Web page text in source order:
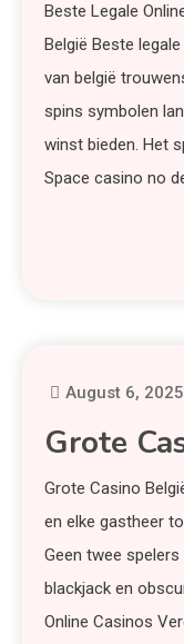
Beste Legale
België Beste
van belgië
spins symbolen
winst bieden. Het
Space casino no
August 6, 2025
Grote
Grote Casino
en elke gastheer
Geen twee
blackjack en
Online Casinos